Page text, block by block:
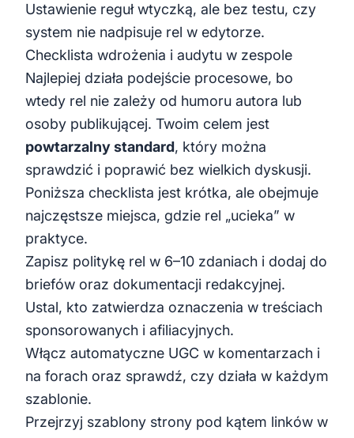
Ustawienie reguł wtyczką, ale bez testu, czy
system nie nadpisuje rel w edytorze.
Checklista wdrożenia i audytu w zespole
Najlepiej działa podejście procesowe, bo
wtedy rel nie zależy od humoru autora lub
osoby publikującej. Twoim celem jest
powtarzalny standard, który można
sprawdzić i poprawić bez wielkich dyskusji.
Poniższa checklista jest krótka, ale obejmuje
najczęstsze miejsca, gdzie rel „ucieka” w
praktyce.
Zapisz politykę rel w 6–10 zdaniach i dodaj do
briefów oraz dokumentacji redakcyjnej.
Ustal, kto zatwierdza oznaczenia w treściach
sponsorowanych i afiliacyjnych.
Włącz automatyczne UGC w komentarzach i
na forach oraz sprawdź, czy działa w każdym
szablonie.
Przejrzyj szablony strony pod kątem linków w